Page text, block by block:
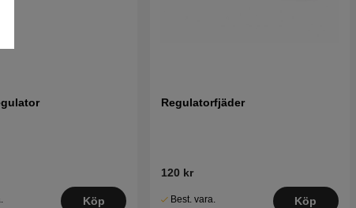
Köp
Regulatorfjäder
120 kr
Best. vara.
Köp